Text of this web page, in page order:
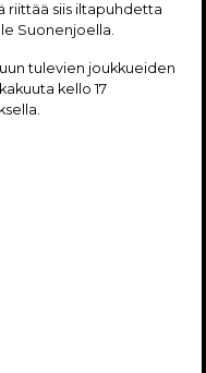
riittää siis iltapuhdetta
Suonenjoella.
tulevien joukkueiden
kello 17